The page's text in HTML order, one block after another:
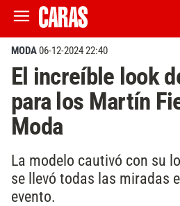
MODA06-12-2024 22:40
El increíble look
para los Martín
Moda
La modelo cautivó con su
se llevó todas las miradas
evento.